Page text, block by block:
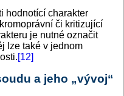
hodnotící charakter
či kritizující
je nutné označit
lze také v jednom
[12]
a jeho „vývoj“